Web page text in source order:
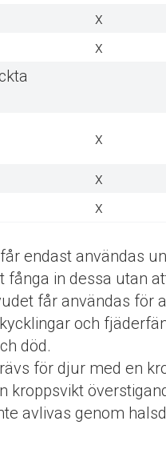
x
x
x
x
x
endast användas
fånga in dessa utan
får användas för
och
död.
för djur med en
kroppsvikt
avlivas genom